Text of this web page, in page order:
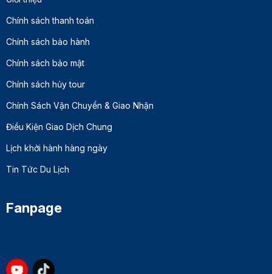
Chính sách thanh toán
Chính sách bảo hành
Chính sách bảo mật
Chính sách hủy tour
Chính Sách Vận Chuyển & Giao Nhận
Điều Kiện Giao Dịch Chung
Lịch khởi hành hàng ngày
Tin Tức Du Lịch
Fanpage